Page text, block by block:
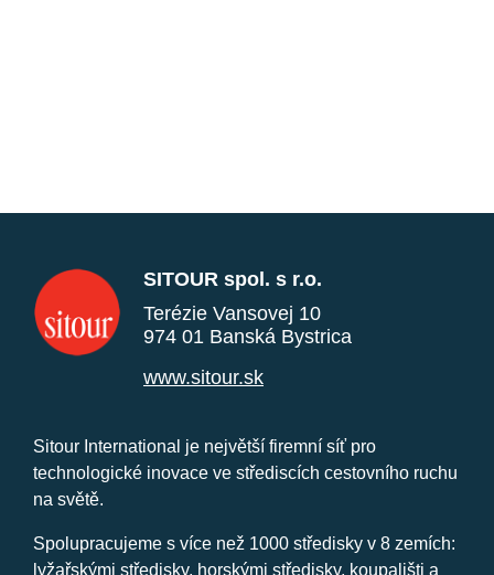
SITOUR spol. s r.o.
Terézie Vansovej 10
974 01 Banská Bystrica
www.sitour.sk
Sitour International je největší firemní síť pro
technologické inovace ve střediscích cestovního ruchu
na světě.
Spolupracujeme s více než 1000 středisky v 8 zemích:
lyžařskými středisky, horskými středisky, koupališti a